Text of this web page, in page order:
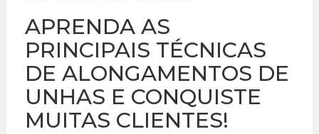
APRENDA AS
PRINCIPAIS TÉCNICAS
DE ALONGAMENTOS DE
UNHAS E CONQUISTE
MUITAS CLIENTES!